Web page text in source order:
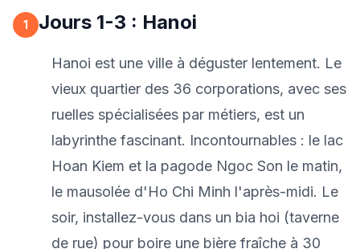
1 Jours 1-3 : Hanoi
Hanoi est une ville à déguster lentement. Le
vieux quartier des 36 corporations, avec ses
ruelles spécialisées par métiers, est un
labyrinthe fascinant. Incontournables : le lac
Hoan Kiem et la pagode Ngoc Son le matin,
le mausolée d'Ho Chi Minh l'après-midi. Le
soir, installez-vous dans un bia hoi (taverne
de rue) pour boire une bière fraîche à 30